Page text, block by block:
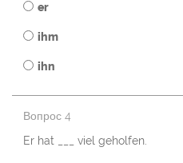
er
ihm
ihn
Вопрос 4
Er hat ___ viel geholfen.